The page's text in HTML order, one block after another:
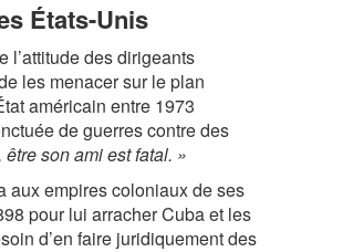
États-Unis
l’attitude des dirigeants
les menacer sur le plan
américain entre 1973
de guerres contre des
son ami est fatal. »
aux empires coloniaux de ses
pour lui arracher Cuba et les
d’en faire juridiquement des